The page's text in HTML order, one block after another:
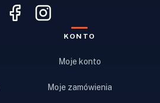
KONTO
Moje konto
Moje zamówienia